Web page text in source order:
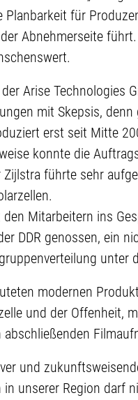
Planbarkeit für
Abnehmerseite
Arise Technologies
mit Skepsis,
erst seit Mitte
konnte die
führte sehr
Mitarbeitern ins
DDR genossen, ein
unter
modernen
und der Offenheit,
und
unserer Region darf